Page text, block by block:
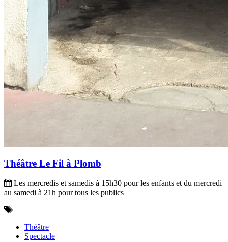
Théâtre Le Fil à Plomb
Les mercredis et samedis à 15h30 pour les enfants et du mercredi
au samedi à 21h pour tous les publics
Théâtre
Spectacle